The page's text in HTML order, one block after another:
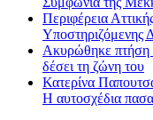
Περιφέρεια
Υποστηριζόμενης
Ακυρώθηκε πτήση
δέσει τη ζώνη του
Κατερίνα
Η αυτοσχέδια